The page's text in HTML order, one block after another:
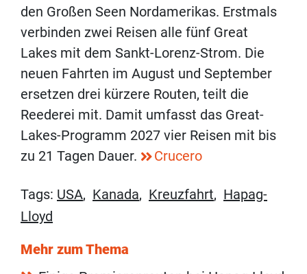
den Großen Seen Nordamerikas. Erstmals
verbinden zwei Reisen alle fünf Great
Lakes mit dem Sankt-Lorenz-Strom. Die
neuen Fahrten im August und September
ersetzen drei kürzere Routen, teilt die
Reederei mit. Damit umfasst das Great-
Lakes-Programm 2027 vier Reisen mit bis
zu 21 Tagen Dauer.
Crucero
Tags: USA, Kanada, Kreuzfahrt, Hapag-
Lloyd
Mehr zum Thema